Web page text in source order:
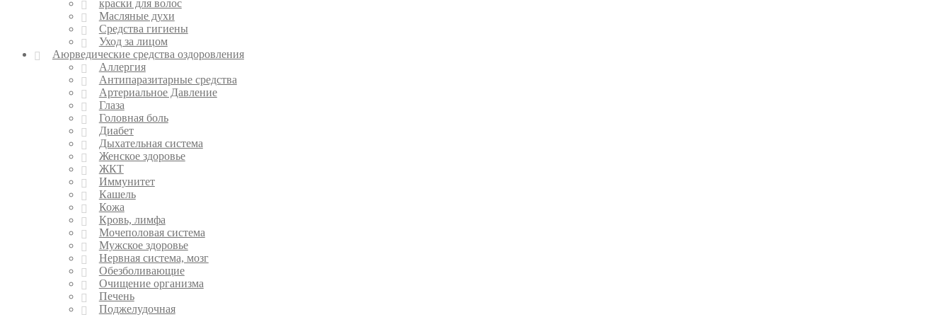
краски для волос
Масляные духи
Средства гигиены
Уход за лицом
Аюрведические средства оздоровления
Аллергия
Антипаразитарные средства
Артериальное Давление
Глаза
Головная боль
Диабет
Дыхательная система
Женское здоровье
ЖКТ
Иммунитет
Кашель
Кожа
Кровь, лимфа
Мочеполовая система
Мужское здоровье
Нервная система, мозг
Обезболивающие
Очищение организма
Печень
Поджелудочная